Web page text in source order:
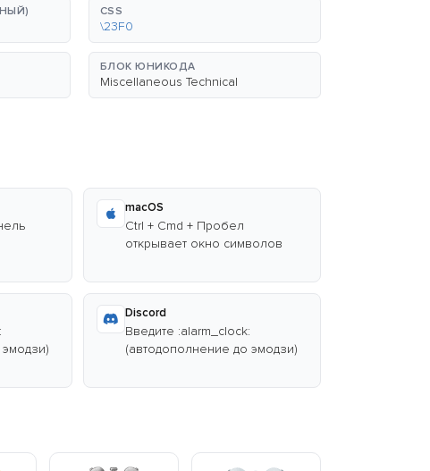
CSS
\23F0
БЛОК ЮНИКОДА
Miscellaneous Technical
macOS
Ctrl + Cmd + Пробел
открывает окно символов
Discord
Введите :alarm_clock:
(автодополнение до эмодзи)